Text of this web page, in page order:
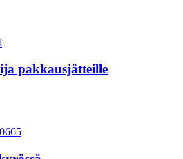
pakkausjätteille